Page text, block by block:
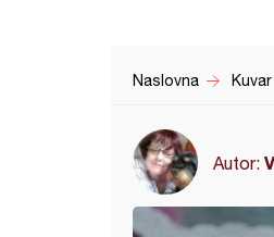
Naslovna Kuvar
Autor: